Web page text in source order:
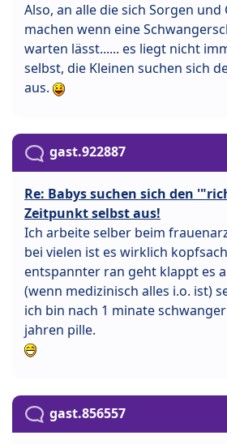
Also, an alle die sich Sorgen und
machen wenn eine
warten lässt...... es liegt nicht
selbst, die Kleinen suchen sich
aus.
gast.922887
Re: Babys suchen sich den
Zeitpunkt selbst aus!
Ich arbeite selber beim
bei vielen ist es wirklich
entspannter ran geht klappt es
(wenn medizinisch alles i.o. ist)
ich bin nach 1 minate
jahren pille.
gast.856557